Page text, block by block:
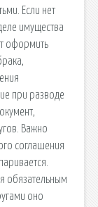
Если нет
имущества
оформить
при разводе
Важно
соглашения
обязательным
оно